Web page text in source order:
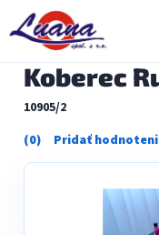
obsah
Koberec
10905/2
Priemerné
hodnotenie